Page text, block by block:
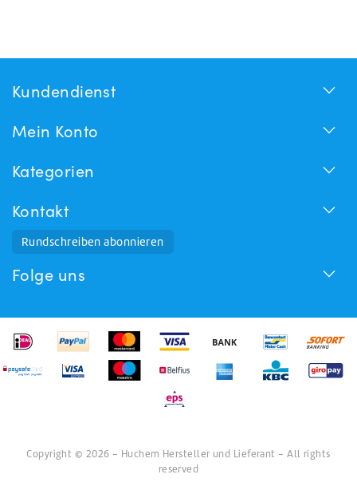
Kundendienst
Mein Konto
Kategorien
Kontakt
Rundschreiben abonnieren
Folge uns
Copyright © 2026 - Huchem Hersteller und Lieferant - All rights
reserved